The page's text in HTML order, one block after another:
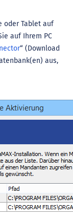
oder Tablet auf
auf Ihrem PC
“ (Download
aus,